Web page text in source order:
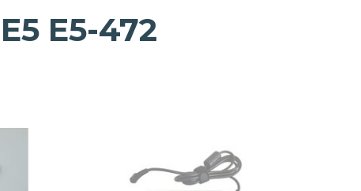
E5-472